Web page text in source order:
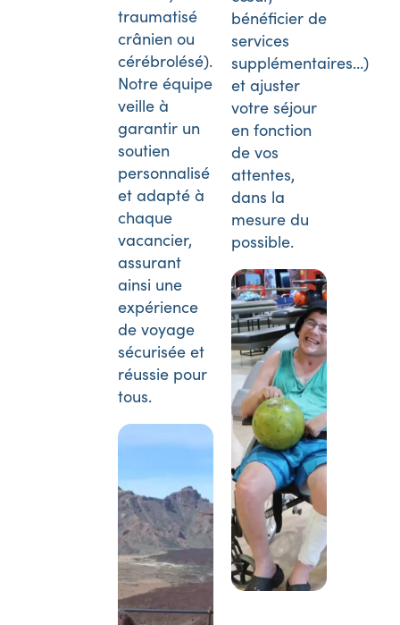
traumatisé
crânien ou
cérébrolésé).
Notre équipe
veille à
garantir un
soutien
personnalisé
et adapté à
chaque
vacancier,
assurant
ainsi une
expérience
de voyage
sécurisée et
réussie pour
tous.
bénéficier de
services
supplémentaires…)
et ajuster
votre séjour
en fonction
de vos
attentes,
dans la
mesure du
possible.